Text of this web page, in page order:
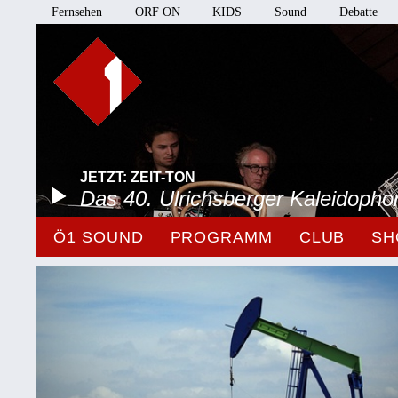
Fernsehen ORF ON KIDS Sound Debatte
JETZT: ZEIT-TON
Das 40. Ulrichsberger
Ö1 SOUND PROGRAMM CLUB